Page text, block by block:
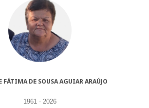
FÁTIMA DE SOUSA AGUIAR ARAÚJO
1961 - 2026